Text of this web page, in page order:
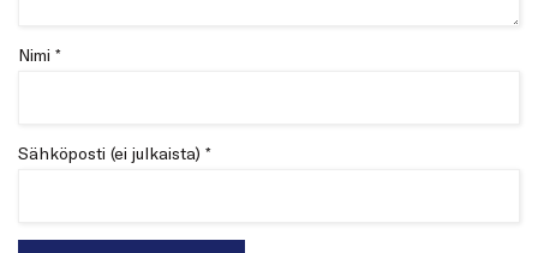
Nimi *
Sähköposti (ei julkaista) *